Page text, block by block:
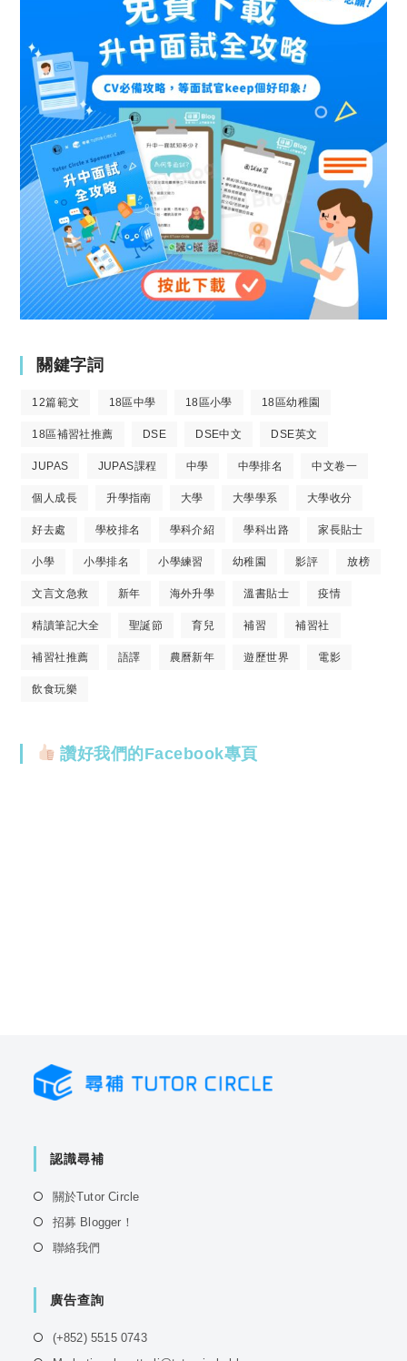
關鍵字詞
12篇範文 18區中學 18區小學 18區幼稚園
18區補習社推薦 DSE DSE中文 DSE英文
JUPAS JUPAS課程 中學 中學排名 中文卷一
個人成長 升學指南 大學 大學學系 大學收分
好去處 學校排名 學科介紹 學科出路 家長貼士
小學 小學排名 小學練習 幼稚園 影評 放榜
文言文急救 新年 海外升學 溫書貼士 疫情
精讀筆記大全 聖誕節 育兒 補習 補習社
補習社推薦 語譯 農曆新年 遊歷世界 電影
飲食玩樂
讚好我們的Facebook專頁
認識尋補
關於Tutor CircleOpens
招募 Blogger！
聯絡我們
new
廣告查詢
(+852) 5515 0743Opens